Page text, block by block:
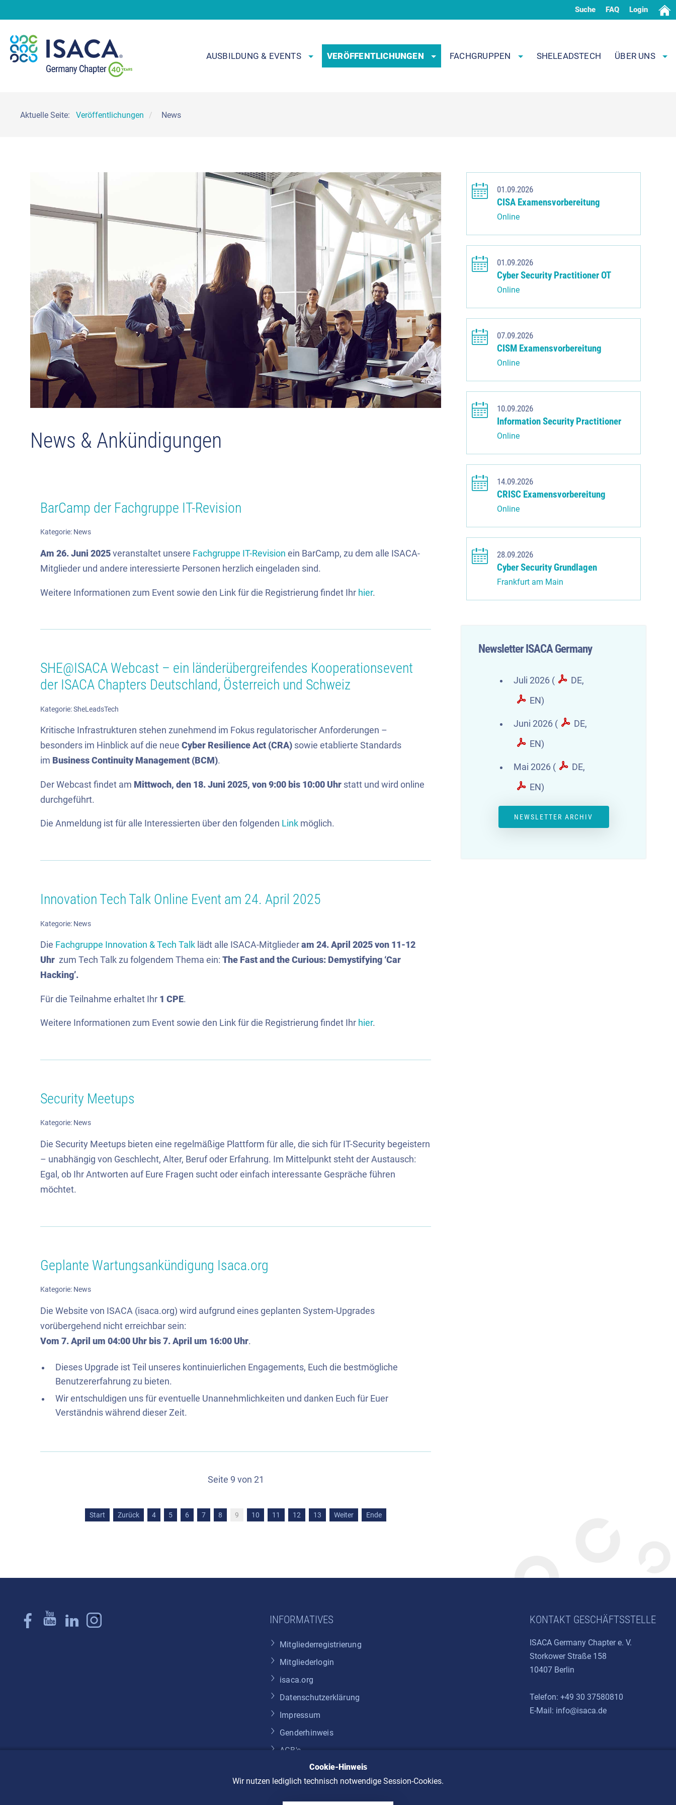
Suche FAQ Login
AUSBILDUNG & EVENTS VERÖFFENTLICHUNGEN FACHGRUPPEN SHELEADSTECH ÜBER UNS
Aktuelle Seite: Veröffentlichungen News
News & Ankündigungen
BarCamp der Fachgruppe IT-Revision
Kategorie: News
Am 26. Juni 2025 veranstaltet unsere Fachgruppe IT-Revision ein BarCamp, zu dem alle ISACA-
Mitglieder und andere interessierte Personen herzlich eingeladen sind.
Weitere Informationen zum Event sowie den Link für die Registrierung findet Ihr hier.
SHE@ISACA Webcast – ein länderübergreifendes Kooperationsevent
der ISACA Chapters Deutschland, Österreich und Schweiz
Kategorie:SheLeadsTech
Kritische Infrastrukturen stehen zunehmend im Fokus regulatorischer Anforderungen –
besonders im Hinblick auf die neue Cyber Resilience Act (CRA) sowie etablierte Standards
im Business Continuity Management (BCM).
Der Webcast findet am Mittwoch, den 18. Juni 2025, von 9:00 bis 10:00 Uhr statt und wird online
durchgeführt.
Die Anmeldung ist für alle Interessierten über den folgenden Link möglich.
Innovation Tech Talk Online Event am 24. April 2025
Kategorie: News
Die Fachgruppe Innovation & Tech Talk lädt alle ISACA-Mitglieder am 24. April 2025 von 11-12
Uhr zum Tech Talk zu folgendem Thema ein: The Fast and the Curious: Demystifying ‘Car
Hacking’.
Für die Teilnahme erhaltet Ihr 1 CPE.
Weitere Informationen zum Event sowie den Link für die Registrierung findet Ihr hier.
Security Meetups
Kategorie: News
Die Security Meetups bieten eine regelmäßige Plattform für alle, die sich für IT-Security begeistern
– unabhängig von Geschlecht, Alter, Beruf oder Erfahrung. Im Mittelpunkt steht der Austausch:
Egal, ob Ihr Antworten auf Eure Fragen sucht oder einfach interessante Gespräche führen
möchtet.
Geplante Wartungsankündigung Isaca.org
Kategorie: News
Die Website von ISACA (isaca.org) wird aufgrund eines geplanten System-Upgrades
vorübergehend nicht erreichbar sein:
Vom 7. April um 04:00 Uhr bis 7. April um 16:00 Uhr.
Dieses Upgrade ist Teil unseres kontinuierlichen Engagements, Euch die bestmögliche
Benutzererfahrung zu bieten.
Wir entschuldigen uns für eventuelle Unannehmlichkeiten und danken Euch für Euer
Verständnis während dieser Zeit.
Seite 9 von 21
Start Zurück 4 5 6 7 8 9 10 11 12 13 Weiter Ende
01.09.2026
CISA Examensvorbereitung
Online
01.09.2026
Cyber Security Practitioner OT
Online
07.09.2026
CISM Examensvorbereitung
Online
10.09.2026
Information Security Practitioner
Online
14.09.2026
CRISC Examensvorbereitung
Online
28.09.2026
Cyber Security Grundlagen
Frankfurt am Main
Newsletter ISACA Germany
Juli 2026 ( DE,
EN)
Juni 2026 ( DE,
EN)
Mai 2026 ( DE,
EN)
NEWSLETTER ARCHIV
INFORMATIVES
Mitgliederregistrierung
Mitgliederlogin
isaca.org
Datenschutzerklärung
Impressum
Genderhinweis
AGB's
Widerruf
KONTAKT GESCHÄFTSSTELLE
ISACA Germany Chapter e. V.
Storkower Straße 158
10407 Berlin
Telefon: +49 30 37580810
E-Mail: info@isaca.de
Cookie-Hinweis
Wir nutzen lediglich technisch notwendige Session-Cookies.